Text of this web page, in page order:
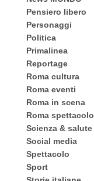
Pensiero libero
Personaggi
Politica
Primalinea
Reportage
Roma cultura
Roma eventi
Roma in scena
Roma spettacolo
Scienza & salute
Social media
Spettacolo
Sport